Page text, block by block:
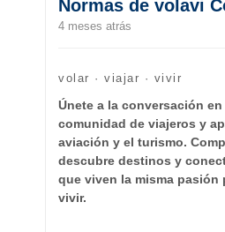
Normas de volavi
4 meses atrás
volar · viajar · vivir
Únete a la conversación
comunidad de viajeros y
aviación y el turismo.
descubre destinos y
que viven la misma pasión
vivir.